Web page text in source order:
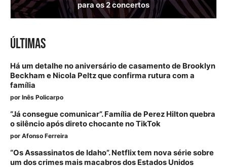
para os 2 concertos
ÚLTIMAS
Há um detalhe no aniversário de casamento de Brooklyn
Beckham e Nicola Peltz que confirma rutura com a
família
por Inês Policarpo
“Já consegue comunicar”. Família de Perez Hilton quebra
o silêncio após direto chocante no TikTok
por Afonso Ferreira
“Os Assassinatos de Idaho”. Netflix tem nova série sobre
um dos crimes mais macabros dos Estados Unidos